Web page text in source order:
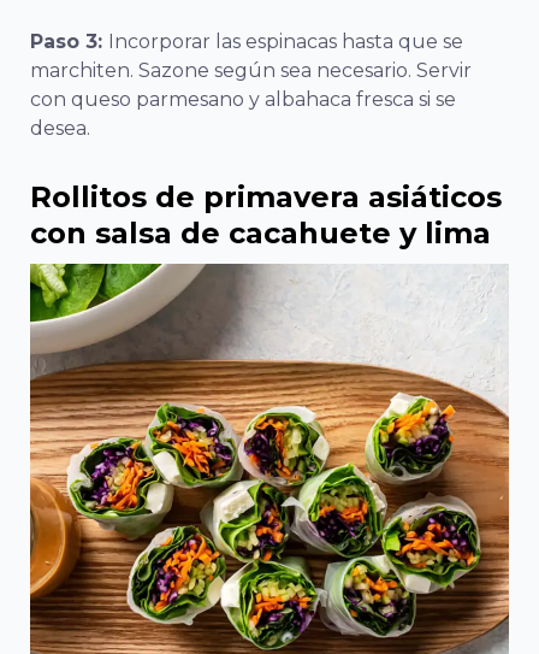
Paso 3: Incorporar las espinacas hasta que se
marchiten. Sazone según sea necesario. Servir
con queso parmesano y albahaca fresca si se
desea.
Rollitos de primavera asiáticos
con salsa de cacahuete y lima